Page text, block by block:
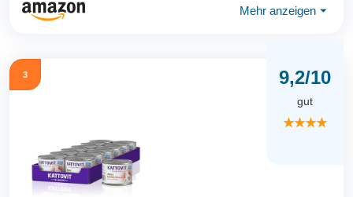
Mehr anzeigen ⏷
3 9,2/10
gut
★★★★